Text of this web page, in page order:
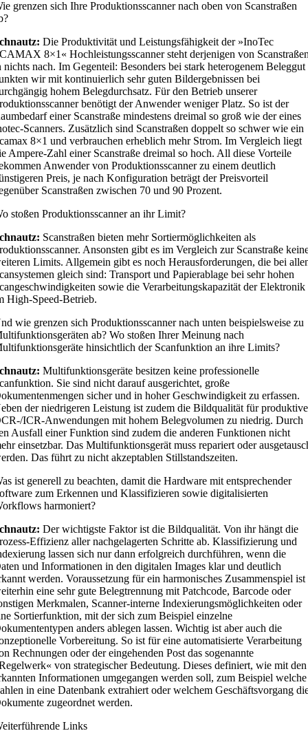
grenzen sich Ihre Produktionsscanner nach oben von Scanstraßen
Die Produktivität und Leistungsfähigkeit der »InoTec
8×1« Hochleistungsscanner steht derjenigen von
nichts nach. Im Gegenteil: Besonders bei stark heterogenem Beleggut
wir mit kontinuierlich sehr guten Bildergebnissen bei
hohem Belegdurchsatz. Für den Betrieb unserer
benötigt der Anwender weniger Platz. So ist der
einer Scanstraße mindestens dreimal so groß wie der eines
Scanners. Zusätzlich sind Scanstraßen doppelt so schwer wie ein
8×1 und verbrauchen erheblich mehr Strom. Im Vergleich liegt
Ampere-Zahl einer Scanstraße dreimal so hoch. All diese Vorteile
Anwender von Produktionsscanner zu einem deutlich
Preis, je nach Konfiguration beträgt der Preisvorteil
Scanstraßen zwischen 70 und 90 Prozent.
stoßen Produktionsscanner an ihr Limit?
Scanstraßen bieten mehr Sortiermöglichkeiten als
Ansonsten gibt es im Vergleich zur Scanstraße
Limits. Allgemein gibt es noch Herausforderungen, die bei
gleich sind: Transport und Papierablage bei sehr hohen
sowie die Verarbeitungskapazität der Elektronik
High-Speed-Betrieb.
wie grenzen sich Produktionsscanner nach unten beispielsweise zu
ab? Wo stoßen Ihrer Meinung nach
hinsichtlich der Scanfunktion an ihre Limits?
Multifunktionsgeräte besitzen keine professionelle
Sie sind nicht darauf ausgerichtet, große
sicher und in hoher Geschwindigkeit zu erfassen.
der niedrigeren Leistung ist zudem die Bildqualität für produktive
ICR-Anwendungen mit hohem Belegvolumen zu niedrig. Durch
Ausfall einer Funktion sind zudem die anderen Funktionen nicht
einsetzbar. Das Multifunktionsgerät muss repariert oder
Das führt zu nicht akzeptablen Stillstandszeiten.
ist generell zu beachten, damit die Hardware mit entsprechender
zum Erkennen und Klassifizieren sowie digitalisierten
harmoniert?
Der wichtigste Faktor ist die Bildqualität. Von ihr hängt die
Effizienz aller nachgelagerten Schritte ab. Klassifizierung und
lassen sich nur dann erfolgreich durchführen, wenn die
und Informationen in den digitalen Images klar und deutlich
werden. Voraussetzung für ein harmonisches Zusammenspiel ist
eine sehr gute Belegtrennung mit Patchcode, Barcode oder
Merkmalen, Scanner-interne Indexierungsmöglichkeiten oder
Sortierfunktion, mit der sich zum Beispiel einzelne
anders ablegen lassen. Wichtig ist aber auch die
Vorbereitung. So ist für eine automatisierte Verarbeitung
Rechnungen oder der eingehenden Post das sogenannte
von strategischer Bedeutung. Dieses definiert, wie mit den
Informationen umgegangen werden soll, zum Beispiel welche
in eine Datenbank extrahiert oder welchem Geschäftsvorgang
zugeordnet werden.
Links